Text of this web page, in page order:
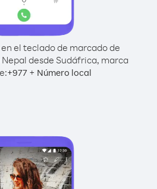
el teclado de marcado de
desde Sudáfrica, marca
+977+ Número local